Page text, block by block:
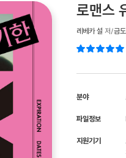
로맨스
레베카 설 저/금
분야
파일정보
지원기기